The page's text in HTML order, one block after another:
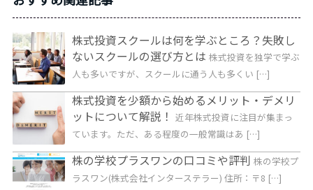
株式投資スクールは何を学ぶところ？失敗し
ないスクールの選び方とは 株式投資を独学で学ぶ
人も多いですが、スクールに通う人も多くい […]
株式投資を少額から始めるメリット・デメリ
ットについて解説！ 近年株式投資に注目が集まっ
ています。ただ、ある程度の一般常識はあ […]
株の学校プラスワンの口コミや評判 株の学校プ
ラスワン(株式会社インターステラー) 住所：〒8 […]